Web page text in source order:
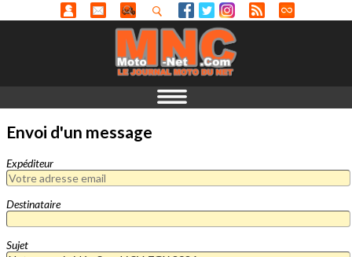
Envoi d'un message
Expéditeur
Destinataire
Sujet